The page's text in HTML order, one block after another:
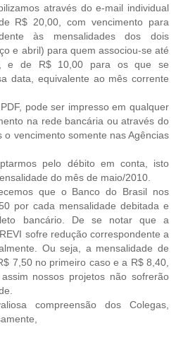
através do e-mail individual
R$ 20,00, com vencimento para
às mensalidades dos dois
e abril) para quem associou-se até
e de R$ 10,00 para os que se
data, equivalente ao mês corrente
pode ser impresso em qualquer
na rede bancária ou através do
o vencimento somente nas Agências
pelo débito em conta, isto
do mês de maio/2010.
que o Banco do Brasil nos
por cada mensalidade debitada e
bancário. De se notar que a
sofre redução correspondente a
Ou seja, a mensalidade de
7,50 no primeiro caso e a R$ 8,40,
nossos projetos não sofrerão
compreensão dos Colegas,